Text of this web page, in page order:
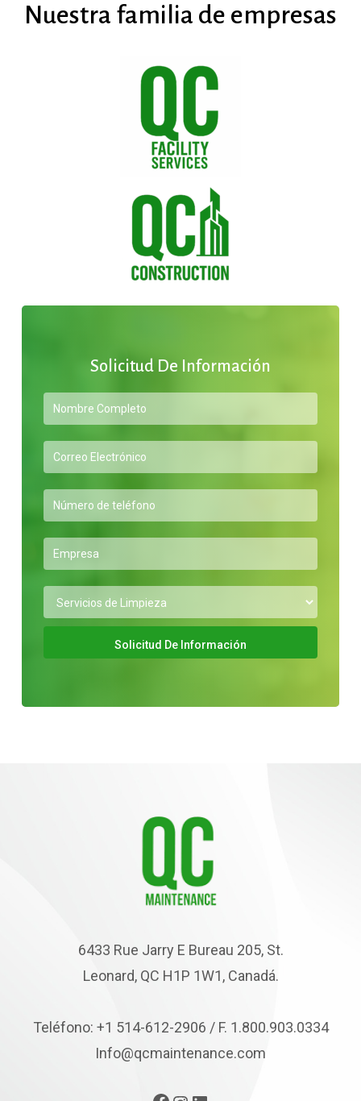
Nuestra familia de empresas
Solicitud De Información
6433 Rue Jarry E Bureau 205, St.
Leonard, QC H1P 1W1, Canadá.
Teléfono: +1 514-612-2906 / F. 1.800.903.0334
Info@qcmaintenance.com
Facebook
Instagram